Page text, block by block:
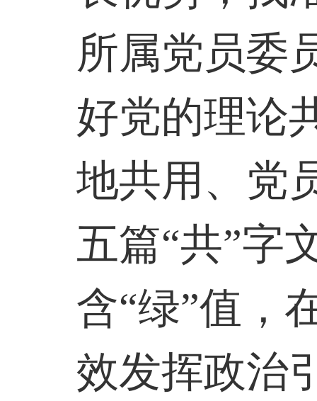
所属党员委
好党的理论
地共用、党
五篇“共”字
含“绿”值，
效发挥政治